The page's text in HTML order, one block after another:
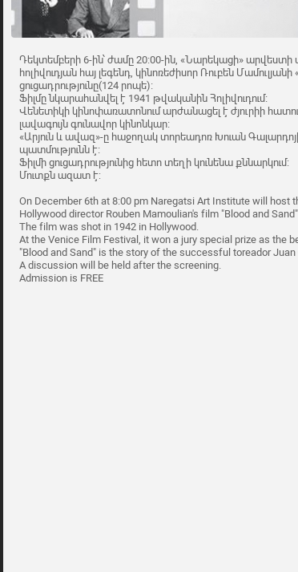
Դեկտեմբերի 6-ին՝ ժամը 20:00-ին, «Նարեկացի» արվեստի
հոլիվուդյան հայ լեգենդ, կինոռեժիսոր Ռուբեն
ցուցադրությունը(124 րոպե)։
Ֆիլմը նկարահանվել է 1941 թվականին Հոլիվուդում։
Վենետիկի կինոփառատոնում արժանացել է ժյուրիի
լավագույն գունավոր կինոնկար։
«Արյուն և ավազ»-ը հաջողակ տորեադոռ Խուան
պատմությունն է։
Ֆիլմի ցուցադրությունից հետո տեղի կունենա քննարկում:
Մուտքն ազատ է:
On December 6th at 8:00 pm Naregatsi Art Institute will host
Hollywood director Rouben Mamoulian's film "Blood and
The film was shot in 1942 in Hollywood.
At the Venice Film Festival, it won a jury special prize as the
"Blood and Sand" is the story of the successful toreador Juan
A discussion will be held after the screening.
Admission is FREE